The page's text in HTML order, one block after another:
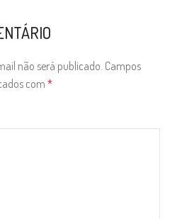
não será publicado. Campos
com *